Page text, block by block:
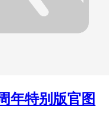
年特别版官图